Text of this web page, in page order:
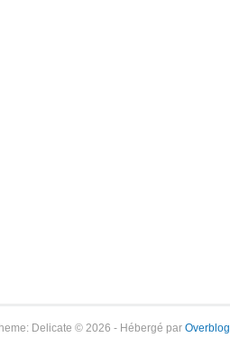
Delicate © 2026 - Hébergé par Overblog